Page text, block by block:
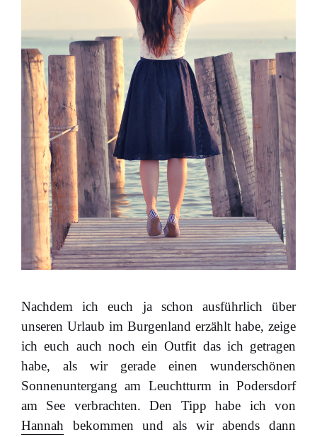
Nachdem ich euch ja schon ausführlich über
unseren Urlaub im Burgenland erzählt habe, zeige
ich euch auch noch ein Outfit das ich getragen
habe, als wir gerade einen wunderschönen
Sonnenuntergang am Leuchtturm in Podersdorf
am See verbrachten. Den Tipp habe ich von
Hannah bekommen und als wir abends dann